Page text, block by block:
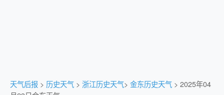
天气后报 > 历史天气 > 浙江历史天气> 金东历史天气 > 2025年04